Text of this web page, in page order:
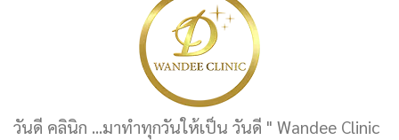
วันดี คลินิก ...มาทำทุกวันให้เป็น วันดี " Wandee Clinic